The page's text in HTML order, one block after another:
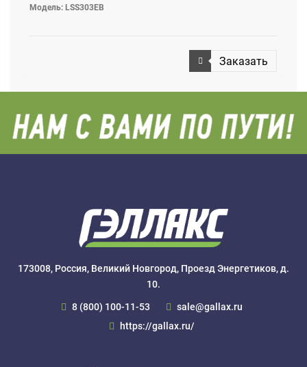
Модель: LSS303EB
Заказать
173008, Россия, Великий Новгород, Проезд Энергетиков, д.
10.
8 (800) 100-11-53
sale@gallax.ru
https://gallax.ru/